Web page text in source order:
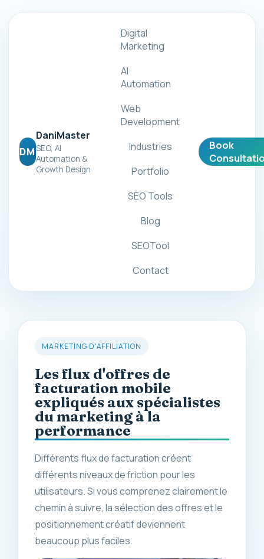
DM
DaniMaster
SEO, AI
Automation &
Growth Design
Digital
Marketing
AI
Automation
Web
Development
Industries
Portfolio
SEO Tools
Blog
SEOTool
Contact
Book
MARKETING D'AFFILIATION
Les flux d'offres de
facturation mobile
expliqués aux spécialistes
du marketing à la
performance
Différents flux de facturation créent
différents niveaux de friction pour les
utilisateurs. Si vous comprenez clairement le
chemin à suivre, la sélection des offres et le
positionnement créatif deviennent
beaucoup plus faciles.